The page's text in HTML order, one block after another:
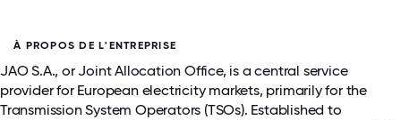
À PROPOS DE L'ENTREPRISE
JAO S.A., or Joint Allocation Office, is a central service
provider for European electricity markets, primarily for the
Transmission System Operators (TSOs). Established to